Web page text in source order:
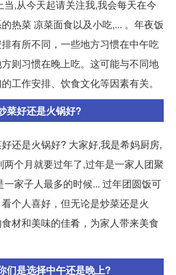
,从今天起请关注我,我会每天在今
热菜 凉菜面食以及小吃,... 。年夜饭
有所不同，一些地方习惯在中午吃
则习惯在晚上吃。这可能与不同地
工作安排、饮食文化等因素有关。
菜好还是火锅好?
还是火锅好? 大家好,我是希妈厨房,
个月就要过年了,过年是一家人团聚
家子人最多的时候... 过年团圆饭可
个人喜好，但无论是炒菜还是火
材和美味的佳肴，为家人带来美食
们是选择中午还是晚上?